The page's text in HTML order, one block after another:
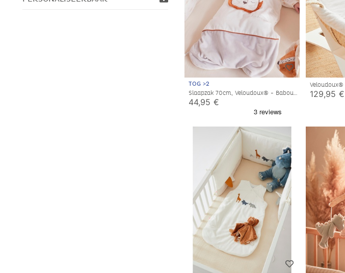
TOG >2
Slaapzak 70cm, Veloudoux® - Babou
44,95 €
Veloudoux®
draagmand,
129,95 €